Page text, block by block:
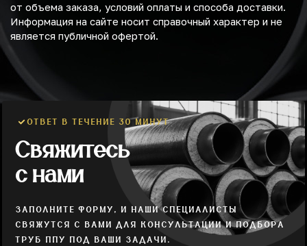
от объема заказа, условий оплаты и способа доставки.
Информация на сайте носит справочный характер и не
является публичной офертой.
ОТВЕТ В ТЕЧЕНИЕ 30 МИНУТ
Свяжитесь
с нами
ЗАПОЛНИТЕ ФОРМУ, И НАШИ СПЕЦИАЛИСТЫ
СВЯЖУТСЯ С ВАМИ ДЛЯ КОНСУЛЬТАЦИИ И ПОДБОРА
ТРУБ ППУ ПОД ВАШИ ЗАДАЧИ.